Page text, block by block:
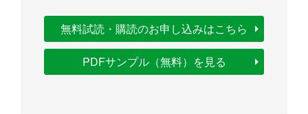
無料試読・購読のお申し込みはこちら
PDFサンプル（無料）を見る